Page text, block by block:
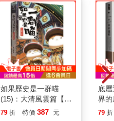
如果歷史是一群喵
(15)：大清風雲篇【萌
貓漫畫學歷史】
79 折 特價 387 元
底
界
79 折